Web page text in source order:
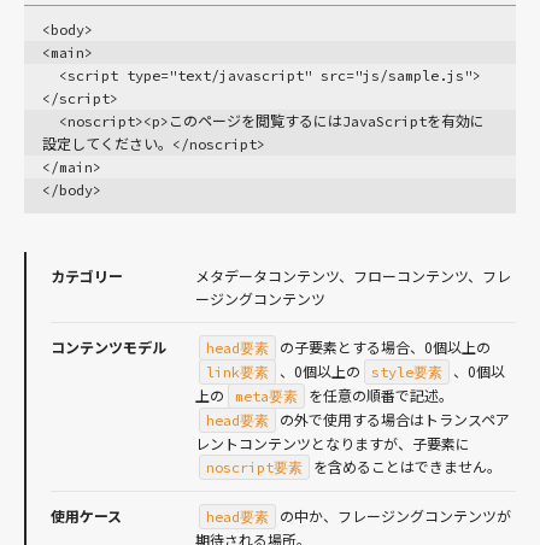
フォーム
HTML・DOM
画像
JSON
数値
正規表現
日付・時間
レシピ
<body>
<main>
</script>
設定してください。</noscript>
</main>
</body>
カテゴリー
メタデータコンテンツ、フローコンテンツ、フレ
ージングコンテンツ
コンテンツモデル head要素 の子要素とする場合、0個以上の
link要素 、0個以上の style要素
、0個以
上の
meta要素 を任意の順番で記述。
head要素
の外で使用する場合はトランスペア
レントコンテンツとなりますが、子要素に
noscript要素 を含めることはできません。
使用ケース head要素
の中か、フレージングコンテンツが
期待される場所。